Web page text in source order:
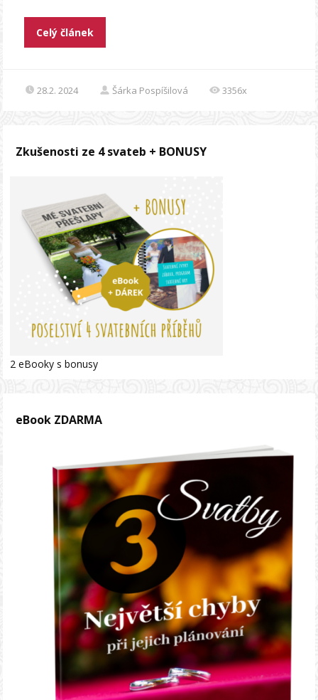
Celý článek
28.2. 2024 Šárka Pospíšilová 3356x
Zkušenosti ze 4 svateb + BONUSY
2 eBooky s bonusy
eBook ZDARMA